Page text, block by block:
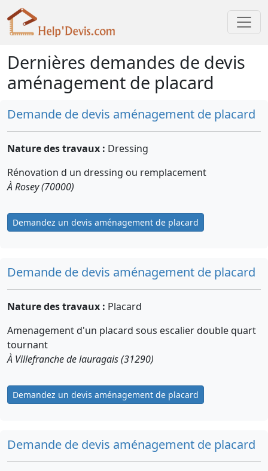
Dernières demandes de devis
aménagement de placard
Demande de devis aménagement de placard
Nature des travaux : Dressing
Rénovation d un dressing ou remplacement
À Rosey (70000)
Demandez un devis aménagement de placard
Demande de devis aménagement de placard
Nature des travaux : Placard
Amenagement d'un placard sous escalier double quart
tournant
À Villefranche de lauragais (31290)
Demandez un devis aménagement de placard
Demande de devis aménagement de placard